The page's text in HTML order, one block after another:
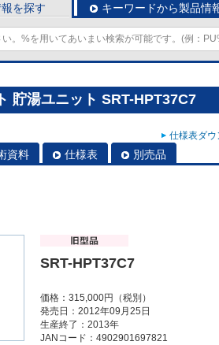
を探す キーワードから製品情
貯湯ユニット SRT-HPT37C7
仕様表ダ
資料 仕様表 別売品
SRT-HPT37C7
価格：315,000円（税別）
発売日：2012年09月25日
生産終了：2013年
JANコード：4902901697821